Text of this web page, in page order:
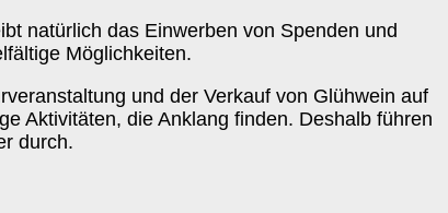
natürlich das Einwerben von Spenden und
Möglichkeiten.
und der Verkauf von Glühwein auf
Aktivitäten, die Anklang finden. Deshalb führen
durch.